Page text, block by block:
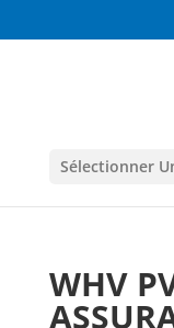
Sélectionner
WHV